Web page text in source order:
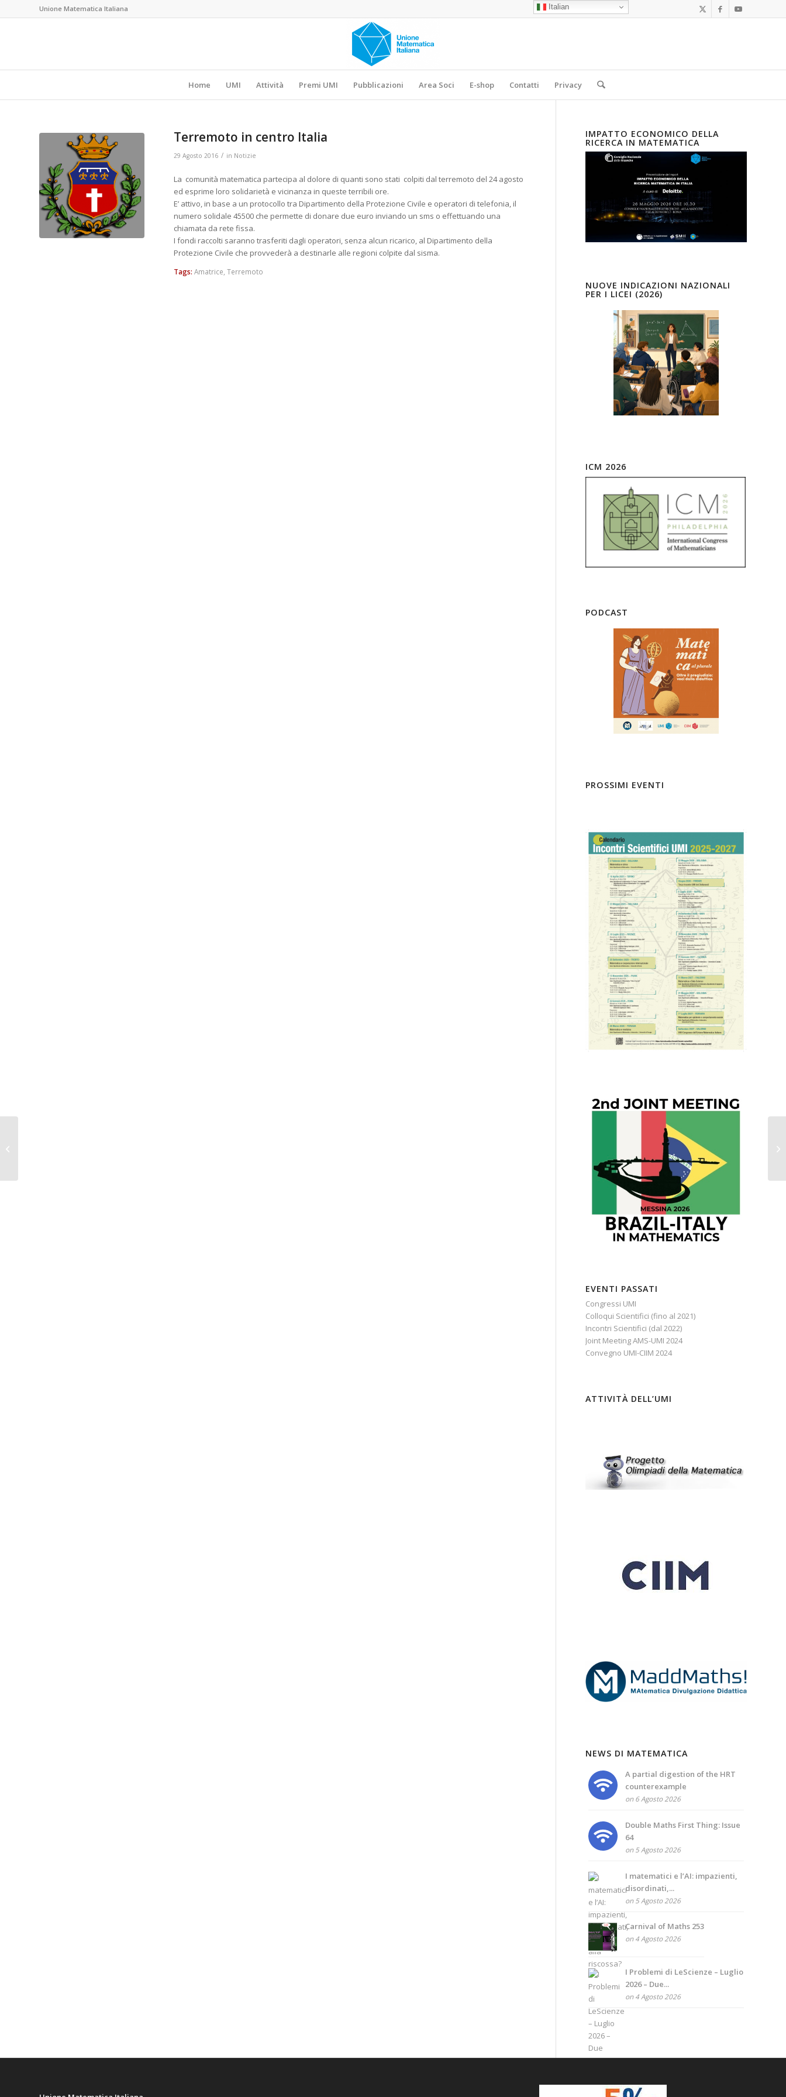
Unione Matematica Italiana
Home UMI Attività Premi UMI Pubblicazioni Area Soci E-shop Contatti Privacy
Terremoto in centro Italia
29 Agosto 2016 / in Notizie
La comunità matematica partecipa al dolore di quanti sono stati colpiti dal terremoto del 24 agosto
ed esprime loro solidarietà e vicinanza in queste terribili ore.
E’ attivo, in base a un protocollo tra Dipartimento della Protezione Civile e operatori di telefonia, il
numero solidale 45500 che permette di donare due euro inviando un sms o effettuando una
chiamata da rete fissa.
I fondi raccolti saranno trasferiti dagli operatori, senza alcun ricarico, al Dipartimento della
Protezione Civile che provvederà a destinarle alle regioni colpite dal sisma.
Tags: Amatrice Terremoto
IMPATTO ECONOMICO DELLA
RICERCA IN MATEMATICA
NUOVE INDICAZIONI NAZIONALI
PER I LICEI (2026)
ICM 2026
PODCAST
PROSSIMI EVENTI
EVENTI PASSATI
Congressi UMI
Colloqui Scientifici (fino al 2021)
Incontri Scientifici (dal 2022)
Joint Meeting AMS-UMI 2024
Convegno UMI-CIIM 2024
ATTIVITÀ DELL’UMI
NEWS DI MATEMATICA
A partial digestion of the HRT
counterexample
on 6 Agosto 2026
Double Maths First Thing: Issue
64
on 5 Agosto 2026
I matematici e l’AI: impazienti,
disordinati,...
on 5 Agosto 2026
Carnival of Maths 253
on 4 Agosto 2026
I Problemi di LeScienze – Luglio
2026 – Due...
on 4 Agosto 2026
Italian